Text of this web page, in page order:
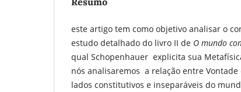
este artigo tem como objetivo analisar o
estudo detalhado do livro II de O mundo
qual Schopenhauer explicita sua
nós analisaremos a relação entre
lados constitutivos e inseparáveis do